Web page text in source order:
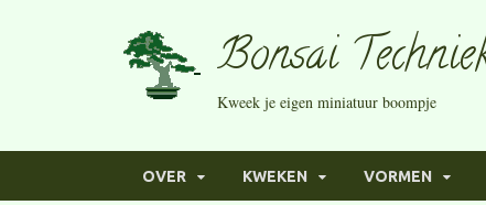
Bonsai
Kweek je eigen miniatuur boompje
OVER KWEKEN VORMEN